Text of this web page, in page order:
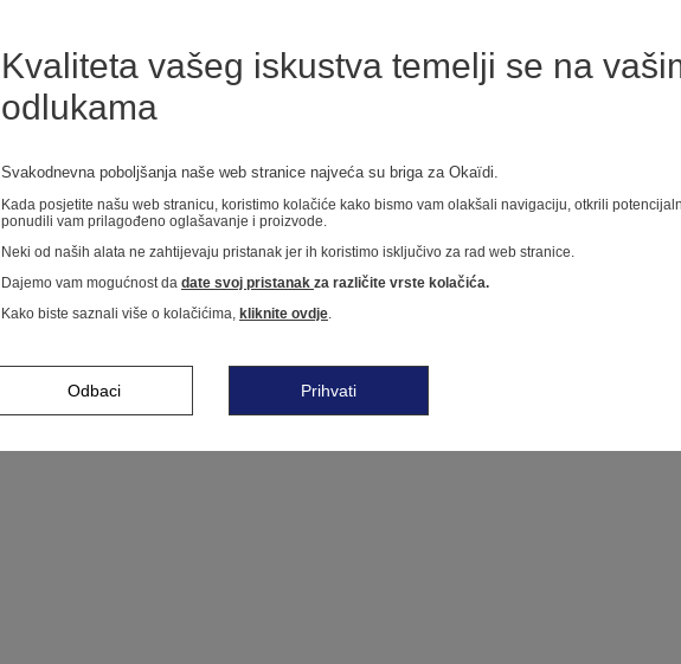
Kvaliteta vašeg iskustva temelji se na
odlukama
Svakodnevna poboljšanja naše web stranice najveća su briga za Okaïdi.
Kada posjetite našu web stranicu, koristimo kolačiće kako bismo vam olakšali navigaciju, otkrili
ponudili vam prilagođeno oglašavanje i proizvode.
Neki od naših alata ne zahtijevaju pristanak jer ih koristimo isključivo za rad web stranice.
Dajemo vam mogućnost da date svoj pristanak za različite vrste kolačića.
Kako biste saznali više o kolačićima, kliknite ovdje.
Odbaci Prihvati